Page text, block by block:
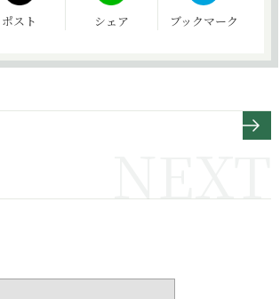
ポスト シェア ブックマーク